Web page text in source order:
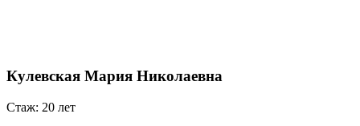
Кулевская Мария Николаевна
Стаж: 20 лет